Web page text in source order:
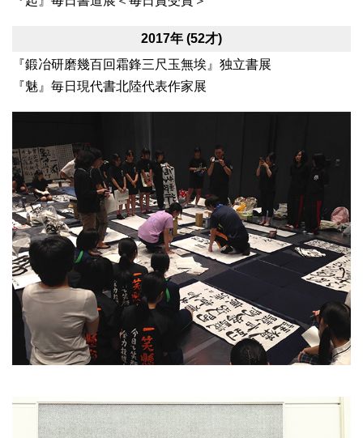
2017年 (52才)
『鍛冶研磨幾百回霜鋒三尺玉無埃』独立書展
『魅』毎日現代書北陸代表作家展